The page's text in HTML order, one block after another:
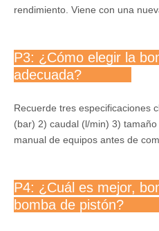
rendimiento. Viene con una
P3: ¿Cómo elegir la
adecuada?
Recuerde tres especificaciones
(bar) 2) caudal (l/min) 3)
manual de equipos antes de
P4: ¿Cuál es mejor,
bomba de